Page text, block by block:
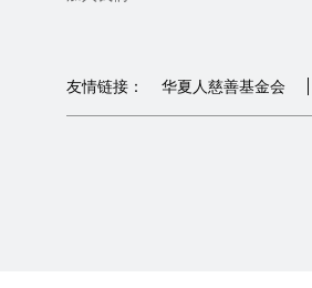
友情链接： 华夏人慈善基金会